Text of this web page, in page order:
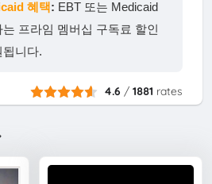
혜택: EBT 또는 Medicaid
프라임 멤버십 구독료 할인
니다.
4.6 /1881 rates